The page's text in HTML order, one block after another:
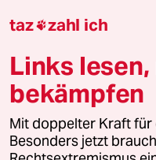
taz Archiv
Mehr taz Angebote
taz zahl ich
Links
bekämpfen
Mit doppelter Kraft für
Besonders jetzt